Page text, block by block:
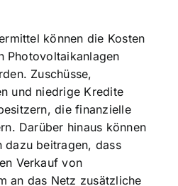
können die Kosten
Photovoltaikanlagen
Zuschüsse,
und niedrige Kredite
die finanzielle
Darüber hinaus können
dazu beitragen, dass
Verkauf von
an das Netz zusätzliche